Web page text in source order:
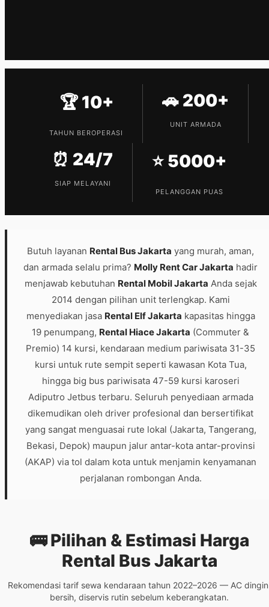
🏆 10+
TAHUN BEROPERASI
🚗 200+
UNIT ARMADA
⏰ 24/7
SIAP MELAYANI
⭐ 5000+
PELANGGAN PUAS
Butuh layanan Rental Bus Jakarta yang murah, aman,
dan armada selalu prima? Molly Rent Car Jakarta hadir
menjawab kebutuhan Rental Mobil Jakarta Anda sejak
2014 dengan pilihan unit terlengkap. Kami
menyediakan jasa Rental Elf Jakarta kapasitas hingga
19 penumpang, Rental Hiace Jakarta (Commuter &
Premio) 14 kursi, kendaraan medium pariwisata 31-35
kursi untuk rute sempit seperti kawasan Kota Tua,
hingga big bus pariwisata 47-59 kursi karoseri
Adiputro Jetbus terbaru. Seluruh penyediaan armada
dikemudikan oleh driver profesional dan bersertifikat
yang sangat menguasai rute lokal (Jakarta, Tangerang,
Bekasi, Depok) maupun jalur antar-kota antar-provinsi
(AKAP) via tol dalam kota untuk menjamin kenyamanan
perjalanan rombongan Anda.
🚌 Pilihan & Estimasi Harga
Rental Bus Jakarta
Rekomendasi tarif sewa kendaraan tahun 2022–2026 — AC
bersih, diservis rutin sebelum keberangkatan.